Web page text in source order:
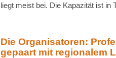
liegt meist bei. Die Kapazität ist in
Die Organisatoren:
gepaart mit regionalem